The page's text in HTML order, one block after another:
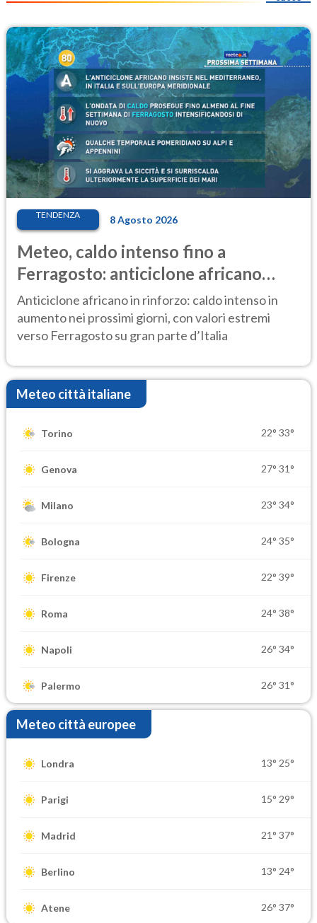
TENDENZA 8 Agosto 2026
Meteo, caldo intenso fino a
Ferragosto: anticiclone africano
ancora protagonista
Anticiclone africano in rinforzo: caldo intenso in
aumento nei prossimi giorni, con valori estremi
verso Ferragosto su gran parte d’Italia
Meteo città italiane
Torino 22° 33°
Genova 27° 31°
Milano 23° 34°
Bologna 24° 35°
Firenze 22° 39°
Roma 24° 38°
Napoli 26° 34°
Palermo 26° 31°
Meteo città europee
Londra 13° 25°
Parigi 15° 29°
Madrid 21° 37°
Berlino 13° 24°
Atene 26° 37°